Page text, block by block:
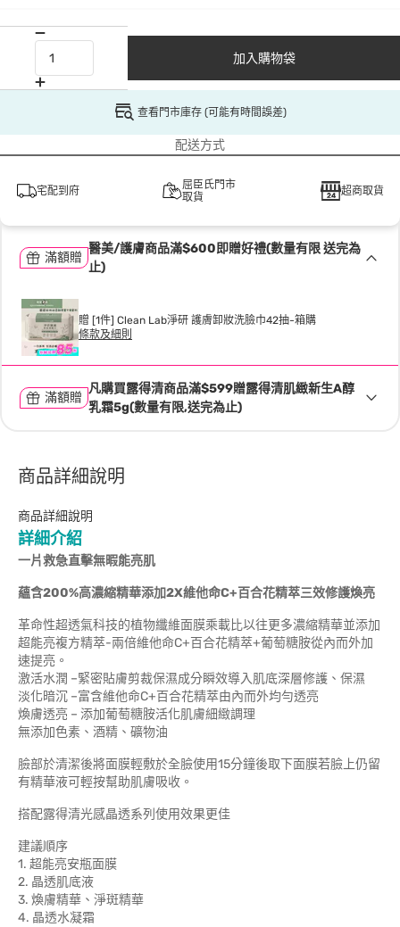
加入購物袋
查看門市庫存 (可能有時間誤差)
配送方式
宅配到府
屈臣氏門市
取貨
超商取貨
滿額贈
醫美/護膚商品滿$600即贈好禮(數量有限 送完為
止)
贈 [1件] Clean Lab淨研 護膚卸妝洗臉巾42抽-箱購
條款及細則
滿額贈
凡購買露得清商品滿$599贈露得清肌緻新生A醇
乳霜5g(數量有限,送完為止)
商品詳細說明
商品詳細說明
詳細介紹
一片救急直擊無暇能亮肌
蘊含200%高濃縮精華添加2X維他命C+百合花精萃三效修護煥亮
革命性超透氣科技的植物纖維面膜乘載比以往更多濃縮精華並添加
超能亮複方精萃-兩倍維他命C+百合花精萃+葡萄糖胺從內而外加
速提亮。
激活水潤 –緊密貼膚剪裁保濕成分瞬效導入肌底深層修護、保濕
淡化暗沉 –富含維他命C+百合花精萃由內而外均勻透亮
煥膚透亮 – 添加葡萄糖胺活化肌膚細緻調理
無添加色素、酒精、礦物油
臉部於清潔後將面膜輕敷於全臉使用15分鐘後取下面膜若臉上仍留
有精華液可輕按幫助肌膚吸收。
搭配露得清光感晶透系列使用效果更佳
建議順序
1. 超能亮安瓶面膜
2. 晶透肌底液
3. 煥膚精華、淨斑精華
4. 晶透水凝霜